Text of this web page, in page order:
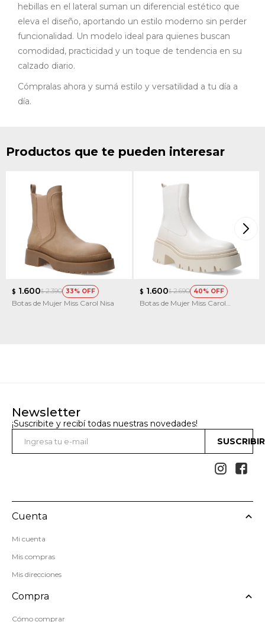
hebillas en el lateral suman un diferencial estético que
eleva el diseño, aportando un estilo moderno sin perder
funcionalidad. Un modelo ideal para quienes buscan
comodidad, practicidad y un toque de tendencia en su
calzado diario.
Cómpralas ahora y sumá estilo y versatilidad a tu día a
día.
Productos que te pueden interesar
$ 1.600$ 2.390 33
Botas de Mujer Miss Carol Nisa
$ 1.600$ 2.690 40
Botas de Mujer Miss Carol
Newsletter
¡Suscribite y recibí todas nuestras novedades!
 
Cuenta
Mi cuenta
Mis compras
Mis direcciones
Compra
Cómo comprar